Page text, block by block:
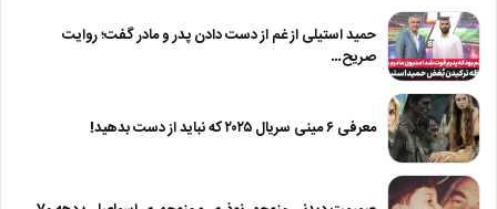
حمید استیلی از غم از دست دادن پدر و مادر گفت؛ روایت
صریح…
معرفی ۶ مینی سریال ۲۰۲۵ که نباید از دست بدهید!